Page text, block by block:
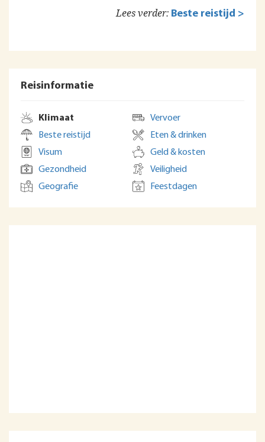
Lees verder: Beste reistijd >
Reisinformatie
Klimaat
Beste reistijd
Visum
Gezondheid
Geografie
Vervoer
Eten & drinken
Geld & kosten
Veiligheid
Feestdagen